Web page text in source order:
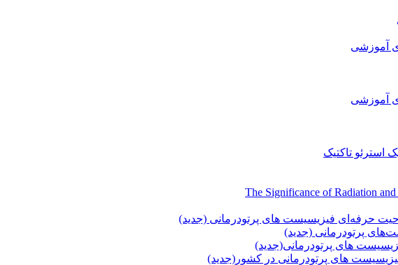
آموزشی
آموزشی
استرئو تاکتیک
حرفه‌ای فیزیسیست های پرتودرمانی (جدید)
پرتودرمانی (جدید)
های پرتودرمانی(جدید)
های پرتودرمانی در کشور(جدید)